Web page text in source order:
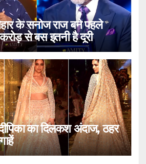
के सनोज राज बने पहले
से बस इतनी है दूरी
का दिलकश अंदाज, ठहर